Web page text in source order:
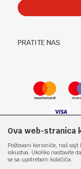
Račun
400965310005
Zamjena veličine i
Povraćaj sredstava
PRATITE NAS
Nastojimo da budemo
cijena, ali ne možemo
grešaka. Svi artikli
Ova web-stranica
Poštovani korisniče, naš
iskustva. Ukoliko nastavite
se sa upotrebom kolačića.